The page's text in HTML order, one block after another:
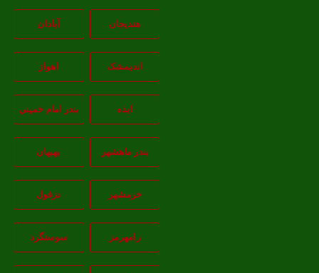
هندیجان آبادان
انديمشک اهواز
بندر امام خميني
بندر ماهشهر بهبهان
خرمشهر دزفول
رامهرمز سوسنگرد